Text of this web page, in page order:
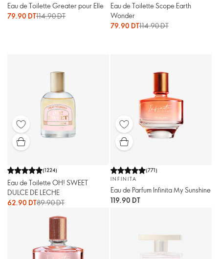
Eau de Toilette Greater pour Elle
79.90 DT114.90 DT
Eau de Toilette Scope Earth
Wonder
79.90 DT114.90 DT
(1224)
Eau de Toilette OH! SWEET
DULCE DE LECHE
62.90 DT89.90 DT
(771)
INFINITA
Eau de Parfum Infinita My Sunshine
119.90 DT